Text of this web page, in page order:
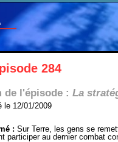
284
de l'épisode : La
le 12/01/2009
: Sur Terre, les gens se
participer au dernier combat